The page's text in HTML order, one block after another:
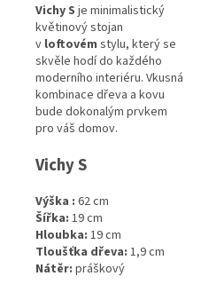
Vichy S je minimalistický
květinový stojan
v loftovém stylu, který se
skvěle hodí do každého
moderního interiéru. Vkusná
kombinace dřeva a kovu
bude dokonalým prvkem
pro váš domov.
Vichy S
Výška : 62 cm
Šířka: 19 cm
Hloubka: 19 cm
Tloušťka dřeva: 1,9 cm
Nátěr: práškový